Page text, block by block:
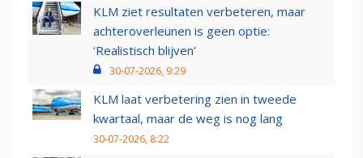
KLM ziet resultaten verbeteren, maar
achteroverleunen is geen optie:
‘Realistisch blijven’
30-07-2026, 9:29
KLM laat verbetering zien in tweede
kwartaal, maar de weg is nog lang
30-07-2026, 8:22